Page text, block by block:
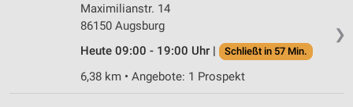
❯
Maximilianstr. 14
86150 Augsburg
Heute 09:00 - 19:00 Uhr |
Schließt in 57 Min.
6,38 km • Angebote: 1 Prospekt